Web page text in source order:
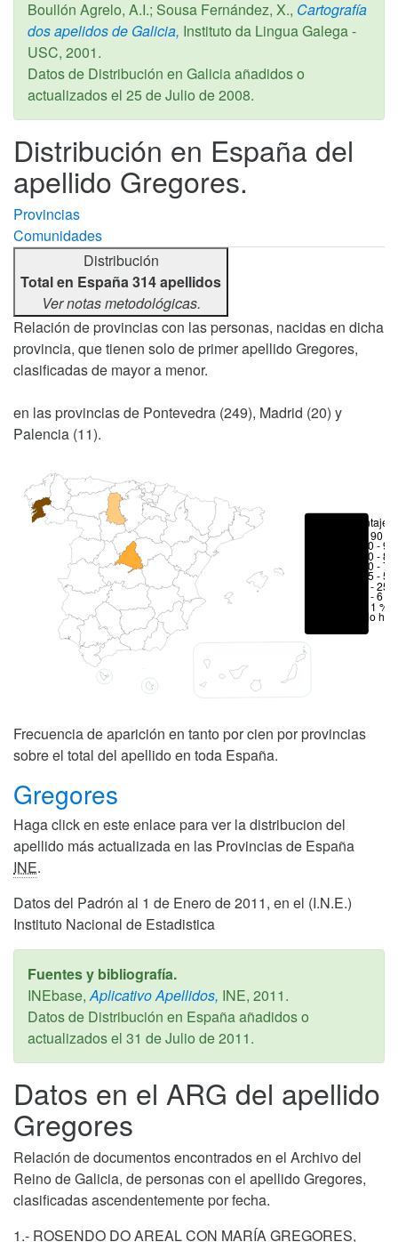
Boullón Agrelo, A.I.; Sousa Fernández, X., Cartografía
dos apelidos de Galicia, Instituto da Lingua Galega -
USC, 2001.
Datos de Distribución en Galicia añadidos o
actualizados el 25 de Julio de 2008.
Distribución en España del
apellido Gregores.
Provincias
Comunidades
Distribución
Total en España 314 apellidos
Ver notas metodológicas.
Relación de provincias con las personas, nacidas en dicha
provincia, que tienen solo de primer apellido Gregores,
clasificadas de mayor a menor.
en las provincias de Pontevedra (249), Madrid (20) y
Palencia (11).
Porcentajes
> 90 %
80 -
70 -
50 -
25 -
6 - 25
1 - 6 %
< 1 %
No hay
Frecuencia de aparición en tanto por cien por provincias
sobre el total del apellido en toda España.
Gregores
Haga click en este enlace para ver la distribucion del
apellido más actualizada en las Provincias de España
INE.
Datos del Padrón al 1 de Enero de 2011, en el (I.N.E.)
Instituto Nacional de Estadistica
Fuentes y bibliografía.
INEbase, Aplicativo Apellidos, INE, 2011.
Datos de Distribución en España añadidos o
actualizados el 31 de Julio de 2011.
Datos en el ARG del apellido
Gregores
Relación de documentos encontrados en el Archivo del
Reino de Galicia, de personas con el apellido Gregores,
clasificadas ascendentemente por fecha.
1.- ROSENDO DO AREAL CON MARÍA GREGORES,